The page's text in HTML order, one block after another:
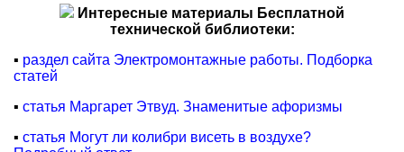
Интересные материалы Бесплатной
технической библиотеки:
▪ раздел сайта Электромонтажные работы. Подборка
статей
▪ статья Маргарет Этвуд. Знаменитые афоризмы
▪ статья Могут ли колибри висеть в воздухе?